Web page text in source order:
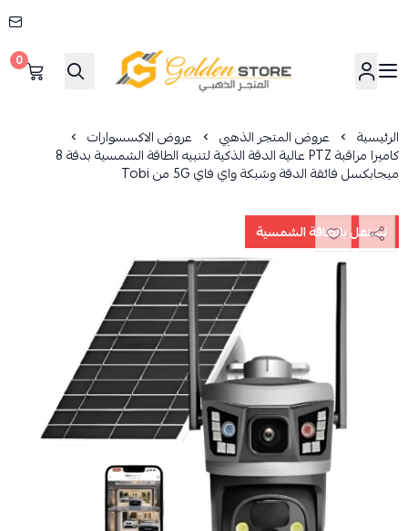
المتجر الذهبي
0
الرئيسية عروض المتجر الذهبي عروض الاكسسوارات
كاميرا مراقبة PTZ عالية الدقة الذكية لتنبيه الطاقة الشمسية بدقة 8
ميجابكسل فائقة الدقة وشبكة واي فاي 5G من Tobi
تشتغل بالطاقة الشمسية